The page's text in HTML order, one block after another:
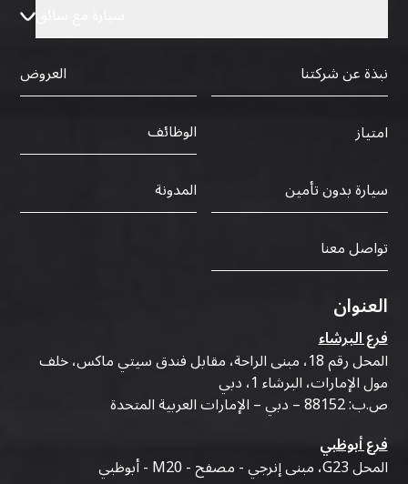
نبذة عن شركتنا
العروض
امتياز
الوظائف
سيارة بدون تأمين
المدونة
تواصل معنا
العنوان
فرع البرشاء
المحل رقم 18، مبنى الراحة، مقابل فندق سيتي ماكس، خلف
مول الإمارات، البرشاء 1، دبي
ص.ب: 88152 – دبي – الإمارات العربية المتحدة
فرع أبوظبي
المحل G23، مبنى إنرجي - مصفح - M20 - أبوظبي